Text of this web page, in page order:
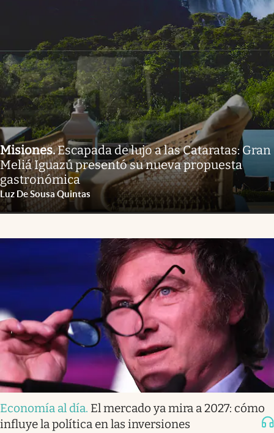
Misiones.Escapada de lujo a las Cataratas: Gran
Meliá Iguazú presentó su nueva propuesta
gastronómica
Luz De Sousa Quintas
Economía al día. El mercado ya mira a 2027: cómo
influye la política en las inversiones